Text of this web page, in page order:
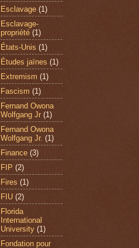
Esclavage (1)
Esclavage-
propriété (1)
États-Unis (1)
Études jaïnes (1)
Extremism (1)
Fascism (1)
Fernand Owona
Wolfgang Jr (1)
Fernand Owona
Wolfgang Jr. (1)
Finance (3)
FIP (2)
Fires (1)
FIU (2)
Florida
International
University (1)
Fondation pour